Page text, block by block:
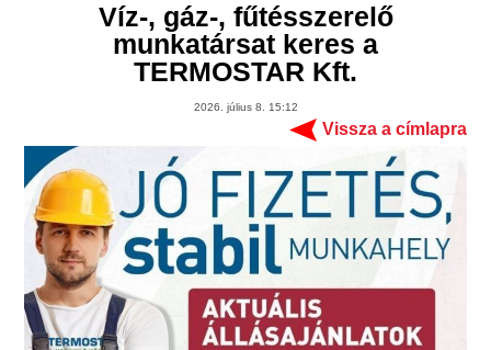
Víz-, gáz-, fűtésszerelő
munkatársat keres a
TERMOSTAR Kft.
2026. július 8. 15:12
Vissza a címlapra